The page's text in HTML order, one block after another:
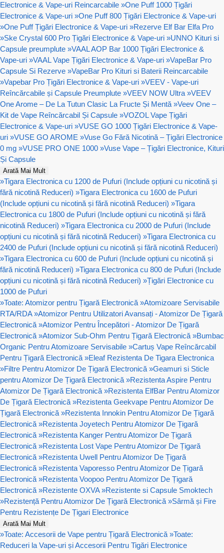
Electronice & Vape-uri Reincarcabile »One Puff 1000 Țigări
Electronice & Vape-uri »One Puff 800 Țigări Electronice & Vape-uri
»One Puff Țigări Electronice & Vape-uri »Rezerve Elf Bar Elfa Pro
»Ske Crystal 600 Pro Țigări Electronice & Vape-uri »UNNO Kituri si
Capsule preumplute »VAAL AOP Bar 1000 Țigări Electronice &
Vape-uri »VAAL Vape Țigări Electronice & Vape-uri »VapeBar Pro
Capsule Si Rezerve »VapeBar Pro Kituri si Baterii Reincarcabile
»Vapebar Pro Țigări Electronice & Vape-uri »VEEV - Vape-uri
Reîncărcabile și Capsule Preumplute »VEEV NOW Ultra »VEEV
One Arome – De La Tutun Clasic La Fructe Și Mentă »Veev One –
Kit de Vape Reîncărcabil Și Capsule »VOZOL Vape Țigări
Electronice & Vape-uri »VUSE GO 1000 Țigări Electronice & Vape-
uri »VUSE GO AROME »Vuse Go Fără Nicotină – Țigări Electronice
0 mg »VUSE PRO ONE 1000 »Vuse Vape – Țigări Electronice, Kituri
Și Capsule
Arată Mai Mult
»Tigara Electronica cu 1200 de Pufuri (Include opțiuni cu nicotină și
fără nicotină Reduceri) »Tigara Electronica cu 1600 de Pufuri
(Include opțiuni cu nicotină și fără nicotină Reduceri) »Tigara
Electronica cu 1800 de Pufuri (Include opțiuni cu nicotină și fără
nicotină Reduceri) »Tigara Electronica cu 2000 de Pufuri (Include
opțiuni cu nicotină și fără nicotină Reduceri) »Tigara Electronica cu
2400 de Pufuri (Include opțiuni cu nicotină și fără nicotină Reduceri)
»Tigara Electronica cu 600 de Pufuri (Include opțiuni cu nicotină și
fără nicotină Reduceri) »Tigara Electronica cu 800 de Pufuri (Include
opțiuni cu nicotină și fără nicotină Reduceri) »Țigări Electronice cu
1000 de Pufuri
»Toate: Atomizor pentru Țigară Electronică »Atomizoare Servisabile
RTA/RDA »Atomizor Pentru Utilizatori Avansați - Atomizor De Țigară
Electronică »Atomizor Pentru Începători - Atomizor De Țigară
Electronică »Atomizor Sub-Ohm Pentru Țigară Electronică »Bumbac
Organic Pentru Atomizoare Servisabile »Cartuș Vape Reîncărcabil
Pentru Țigară Electronică »Eleaf Rezistenta De Tigara Electronica
»Filtre Pentru Atomizor De Țigară Electronică »Geamuri si Sticle
pentru Atomizor De Țigară Electronică »Rezistenta Aspire Pentru
Atomizor De Țigară Electronică »Rezistenta ElfBar Pentru Atomizor
De Țigară Electronică »Rezistenta Geekvape Pentru Atomizor De
Țigară Electronică »Rezistenta Innokin Pentru Atomizor De Țigară
Electronică »Rezistenta Joyetech Pentru Atomizor De Țigară
Electronică »Rezistenta Kanger Pentru Atomizor De Țigară
Electronică »Rezistenta Lost Vape Pentru Atomizor De Țigară
Electronică »Rezistenta Uwell Pentru Atomizor De Țigară
Electronică »Rezistenta Vaporesso Pentru Atomizor De Țigară
Electronică »Rezistenta Voopoo Pentru Atomizor De Țigară
Electronică »Rezistente OXVA »Rezistente si Capsule Smoktech
»Rezistență Pentru Atomizor De Țigară Electronică »Sârmă și Fire
Pentru Rezistențe De Țigari Electronice
Arată Mai Mult
»Toate: Accesorii de Vape pentru Țigară Electronică »Toate:
Reduceri la Vape-uri și Accesorii Pentru Tigări Electronice